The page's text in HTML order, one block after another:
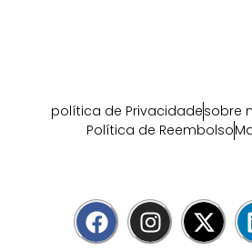
política de Privacidadesobre
Política de Reembolso
F
a
I
n
X
-